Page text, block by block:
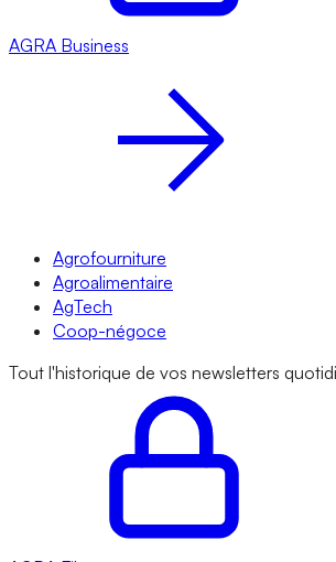
AGRA Business
Agrofourniture
Agroalimentaire
AgTech
Coop-négoce
Tout l'historique de vos newsletters